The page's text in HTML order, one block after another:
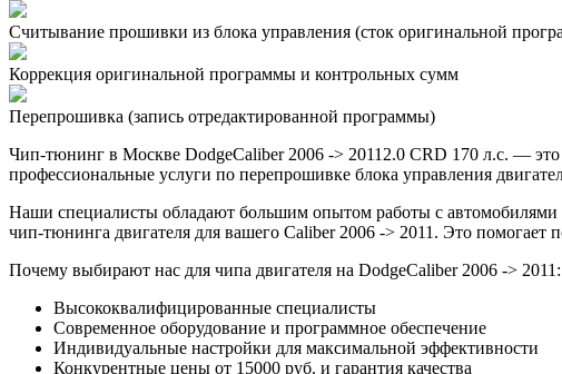
Считывание прошивки из блока управления (сток оригинальной
Коррекция оригинальной программы и контрольных сумм
Перепрошивка (запись отредактированной программы)
Чип-тюнинг в Москве DodgeCaliber 2006 -> 20112.0 CRD 170 л.с. —
профессиональные услуги по перепрошивке блока управления
Наши специалисты обладают большим опытом работы с
чип-тюнинга двигателя для вашего Caliber 2006 -> 2011. Это помогает
Почему выбирают нас для чипа двигателя на DodgeCaliber 2006 -> 2011:
Высококвалифицированные специалисты
Современное оборудование и программное обеспечение
Индивидуальные настройки для максимальной эффективности
Конкурентные цены от 15000 руб. и гарантия качества